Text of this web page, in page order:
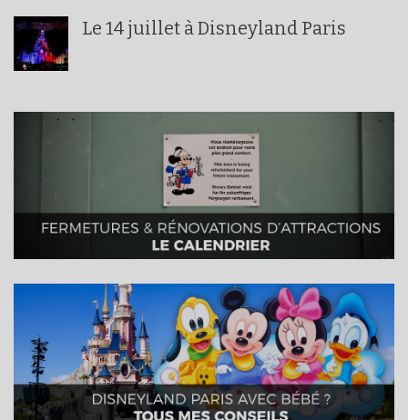
Le 14 juillet à Disneyland Paris